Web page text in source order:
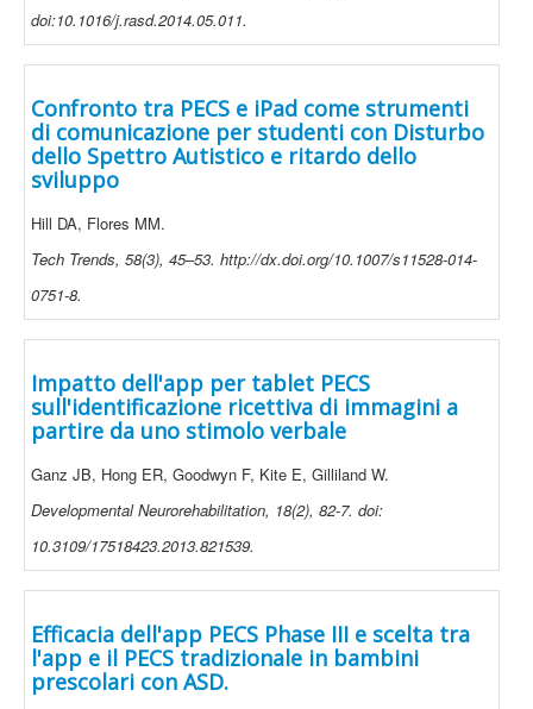
doi:10.1016/j.rasd.2014.05.011.
Confronto tra PECS e iPad come strumenti
di comunicazione per studenti con Disturbo
dello Spettro Autistico e ritardo dello
sviluppo
Hill DA, Flores MM.
Tech Trends, 58(3), 45–53. http://dx.doi.org/10.1007/s11528-014-
0751-8.
Impatto dell'app per tablet PECS
sull'identificazione ricettiva di immagini a
partire da uno stimolo verbale
Ganz JB, Hong ER, Goodwyn F, Kite E, Gilliland W.
Developmental Neurorehabilitation, 18(2), 82-7. doi:
10.3109/17518423.2013.821539.
Efficacia dell'app PECS Phase III e scelta tra
l'app e il PECS tradizionale in bambini
prescolari con ASD.